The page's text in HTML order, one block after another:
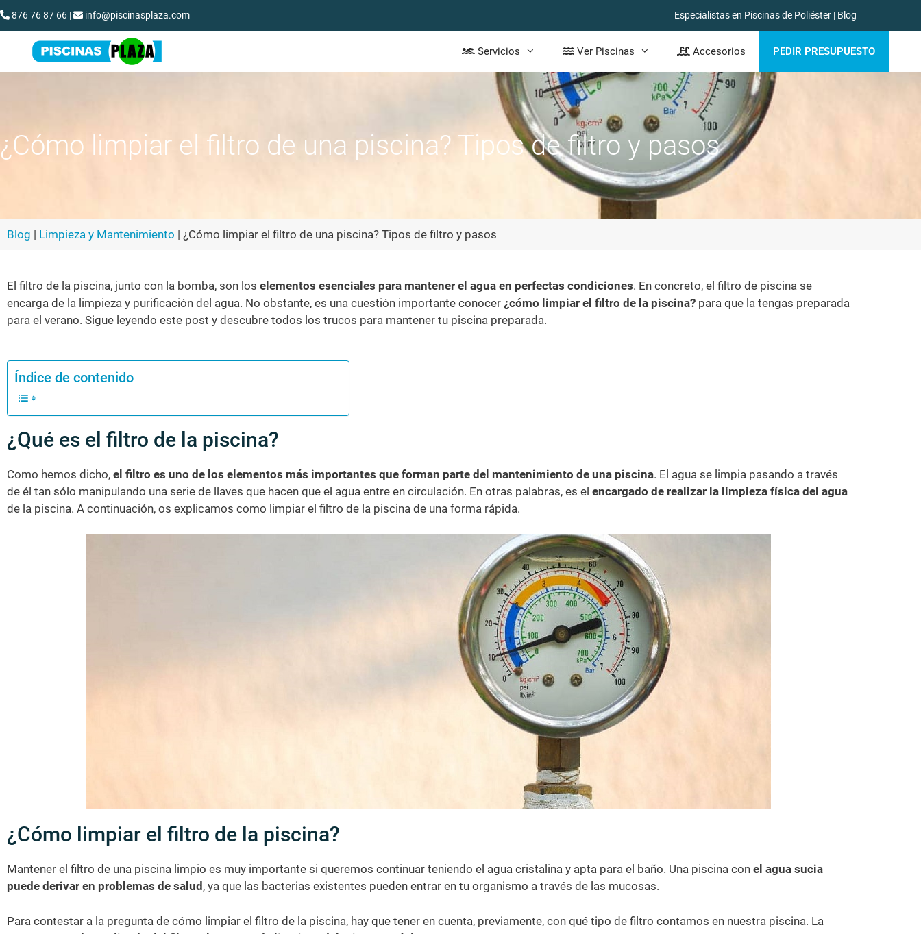
876 76 87 66 | info@piscinasplaza.com Especialistas en Piscinas de Poliéster | Blog
Servicios Ver Piscinas Accesorios PEDIR PRESUPUESTO
¿Cómo limpiar el filtro de una piscina? Tipos de filtro y pasos
Blog | Limpieza y Mantenimiento | ¿Cómo limpiar el filtro de una piscina? Tipos de filtro y pasos
El filtro de la piscina, junto con la bomba, son los elementos esenciales para mantener el agua en perfectas condiciones. En concreto, el filtro de piscina se
encarga de la limpieza y purificación del agua. No obstante, es una cuestión importante conocer ¿cómo limpiar el filtro de la piscina? para que la tengas preparada
para el verano. Sigue leyendo este post y descubre todos los trucos para mantener tu piscina preparada.
Índice de contenido
¿Qué es el filtro de la piscina?
Como hemos dicho, el filtro es uno de los elementos más importantes que forman parte del mantenimiento de una piscina. El agua se limpia pasando a través
de él tan sólo manipulando una serie de llaves que hacen que el agua entre en circulación. En otras palabras, es el encargado de realizar la limpieza física del agua
de la piscina. A continuación, os explicamos como limpiar el filtro de la piscina de una forma rápida.
¿Cómo limpiar el filtro de la piscina?
Mantener el filtro de una piscina limpio es muy importante si queremos continuar teniendo el agua cristalina y apta para el baño. Una piscina con el agua sucia
puede derivar en problemas de salud , ya que las bacterias existentes pueden entrar en tu organismo a través de las mucosas.
Para contestar a la pregunta de cómo limpiar el filtro de la piscina, hay que tener en cuenta, previamente, con qué tipo de filtro contamos en nuestra piscina. La